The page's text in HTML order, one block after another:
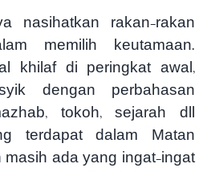
nasihatkan rakan-rakan
memilih keutamaan.
khilaf di peringkat awal,
dengan perbahasan
tokoh, sejarah dll
terdapat dalam Matan
ada yang ingat-ingat